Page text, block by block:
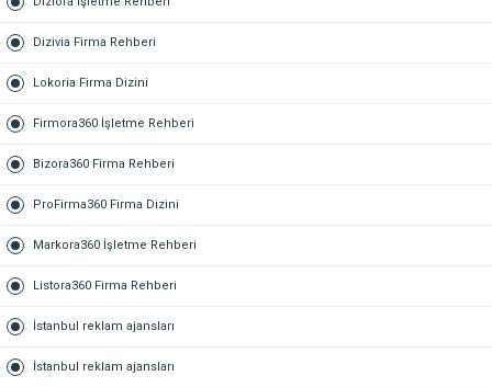
Dizivia Firma Rehberi
Lokoria Firma Dizini
Firmora360 İşletme Rehberi
Bizora360 Firma Rehberi
ProFirma360 Firma Dizini
Markora360 İşletme Rehberi
Listora360 Firma Rehberi
İstanbul reklam ajansları
İstanbul reklam ajansları